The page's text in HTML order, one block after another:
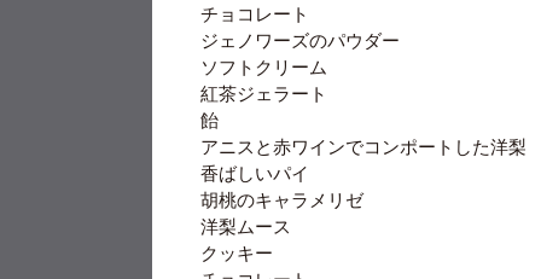
チョコレート
ジェノワーズのパウダー
ソフトクリーム
紅茶ジェラート
飴
アニスと赤ワインでコンポートした洋梨
香ばしいパイ
胡桃のキャラメリゼ
洋梨ムース
クッキー